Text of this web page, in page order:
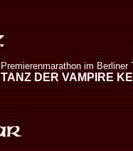
Premierenmarathon im Berliner
TANZ DER VAMPIRE